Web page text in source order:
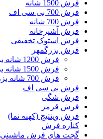
فرش 1500 شانه
فرش 700 بی سی اف
فرش 700 شانه
فرش آشپرخانه
فرش استوک تخفیفی
فرش بزرگمهر
فرش 1200 شانه بزرگمهر
فرش 1500 شانه بزرگمهر
فرش 700 شانه بزرگمهر
فرش بی سی اف
فرش شگی
فرش قرمز
فرش وینتیج (کهنه نما)
کناره فرش
گجت های فرش ماشینی